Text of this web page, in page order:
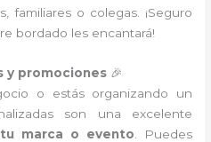
familiares o colegas. ¡Seguro
bordado les encantará!
y promociones 🎉
o estás organizando un
son una excelente
marca o evento . Puedes